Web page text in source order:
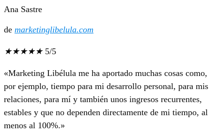
Ana Sastre
de marketinglibelula.com
★★★★★ 5/5
«Marketing Libélula me ha aportado muchas cosas como,
por ejemplo, tiempo para mi desarrollo personal, para mis
relaciones, para mí y también unos ingresos recurrentes,
estables y que no dependen directamente de mi tiempo, al
menos al 100%.»